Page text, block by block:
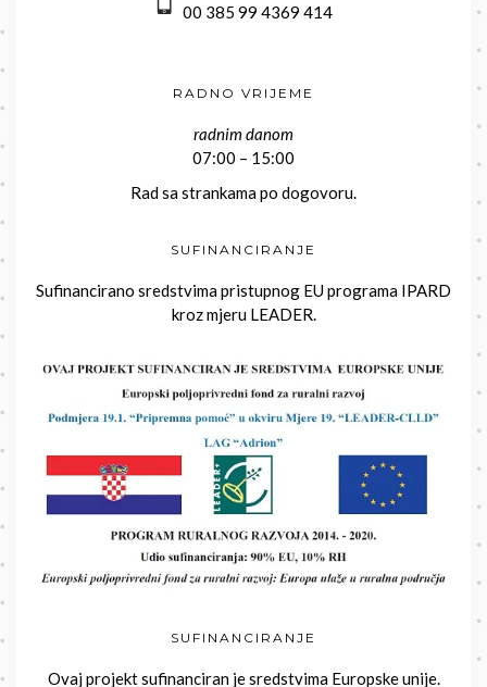
00 385 99 4369 414
RADNO VRIJEME
radnim danom
07:00 – 15:00
Rad sa strankama po dogovoru.
SUFINANCIRANJE
Sufinancirano sredstvima pristupnog EU programa IPARD
kroz mjeru LEADER.
SUFINANCIRANJE
Ovaj projekt sufinanciran je sredstvima Europske unije.